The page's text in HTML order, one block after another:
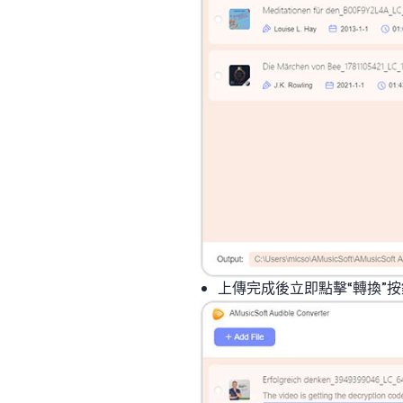
上傳完成後立即點擊“轉換”